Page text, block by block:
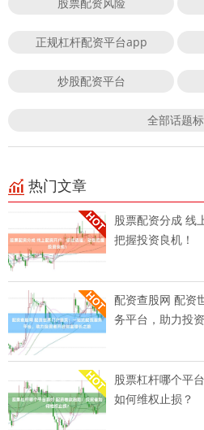
股票配资风险
正规杠杆配资平台app
炒股配资平台
全部话题
热门文章
股票配资分成 线
把握投资良机！
配资查股网 配资
务平台，助力投
股票杠杆哪个平
如何维权止损？